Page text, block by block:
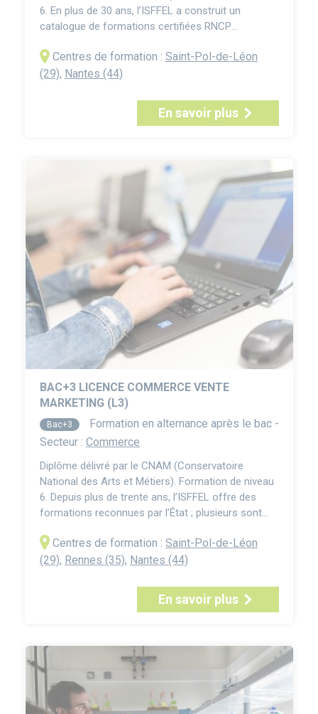
6. En plus de 30 ans, l’ISFFEL a construit un
catalogue de formations certifiées RNCP
licence pro, bachelor) correspondant en général à
trois années post-bac. La Licence Commerce et
professionnels capables d’ac...
Centres de formation : Saint-Pol-de-Léon
(29), Nantes (44)
En savoir plus
BAC+3 LICENCE COMMERCE VENTE
MARKETING (L3)
Bac+3
Formation en alternance après le bac -
Secteur : Commerce
Diplôme délivré par le CNAM (Conservatoire
National des Arts et Métiers). Formation de niveau
6. Depuis plus de trente ans, l’ISFFEL offre des
formations reconnues par l’État ; plusieurs sont
professionnelles, bachelors – et correspondent le
plus souvent à trois années d’études post-
Centres de formation : Saint-Pol-de-Léon
(29), Rennes (35), Nantes (44)
En savoir plus